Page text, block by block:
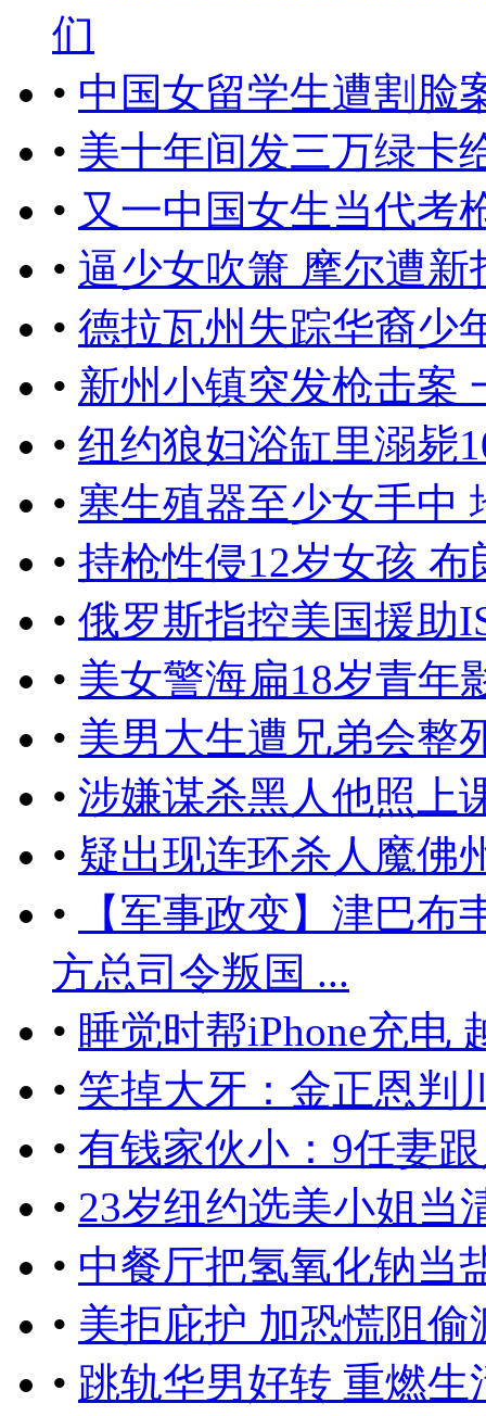
们
• 中国女留学生遭割脸
• 美十年间发三万绿卡
• 又一中国女生当代考
• 逼少女吹箫 摩尔遭新
• 德拉瓦州失踪华裔少
• 新州小镇突发枪击案
• 纽约狼妇浴缸里溺毙
• 塞生殖器至少女手中
• 持枪性侵12岁女孩
• 俄罗斯指控美国援助
• 美女警海扁18岁青年
• 美男大生遭兄弟会整
• 涉嫌谋杀黑人他照上
• 疑出现连环杀人魔佛
•
【军事政变】津巴
方总司令叛国 ...
• 睡觉时帮iPhone充电
• 笑掉大牙：金正恩判
• 有钱家伙小：9任妻
• 23岁纽约选美小姐当
• 中餐厅把氢氧化钠当
• 美拒庇护 加恐慌阻偷
• 跳轨华男好转 重燃生